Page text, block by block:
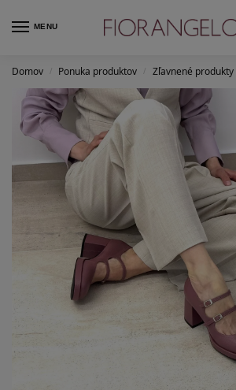
MENU
Domov Ponuka produktov Zľavnené produkty